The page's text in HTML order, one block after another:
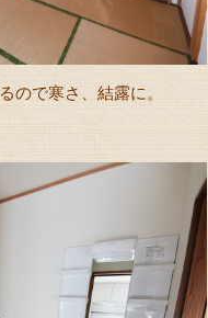
ので寒さ、結露に。